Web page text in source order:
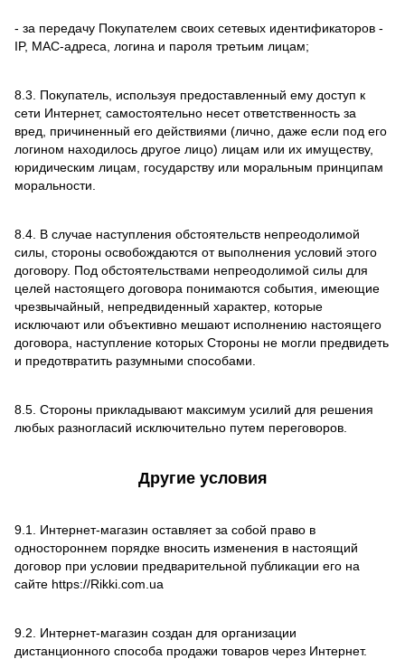
- за передачу Покупателем своих сетевых идентификаторов -
IP, MAC-адреса, логина и пароля третьим лицам;
8.3. Покупатель, используя предоставленный ему доступ к
сети Интернет, самостоятельно несет ответственность за
вред, причиненный его действиями (лично, даже если под его
логином находилось другое лицо) лицам или их имуществу,
юридическим лицам, государству или моральным принципам
моральности.
8.4. В случае наступления обстоятельств непреодолимой
силы, стороны освобождаются от выполнения условий этого
договору. Под обстоятельствами непреодолимой силы для
целей настоящего договора понимаются события, имеющие
чрезвычайный, непредвиденный характер, которые
исключают или объективно мешают исполнению настоящего
договора, наступление которых Стороны не могли предвидеть
и предотвратить разумными способами.
8.5. Стороны прикладывают максимум усилий для решения
любых разногласий исключительно путем переговоров.
Другие условия
9.1. Интернет-магазин оставляет за собой право в
одностороннем порядке вносить изменения в настоящий
договор при условии предварительной публикации его на
сайте https://Rikki.com.ua
9.2. Интернет-магазин создан для организации
дистанционного способа продажи товаров через Интернет.